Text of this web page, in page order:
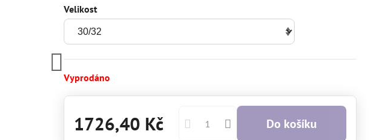
Velikost
Vyprodáno
1726,40 Kč Do košíku